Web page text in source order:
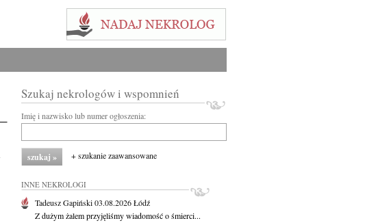
Szukaj nekrologów i wspomnień
Imię i nazwisko lub numer ogłoszenia:
+ szukanie zaawansowane
INNE NEKROLOGI
Tadeusz Gapiński03.08.2026Łódź
Z dużym żalem przyjęliśmy wiadomość o śmierci...